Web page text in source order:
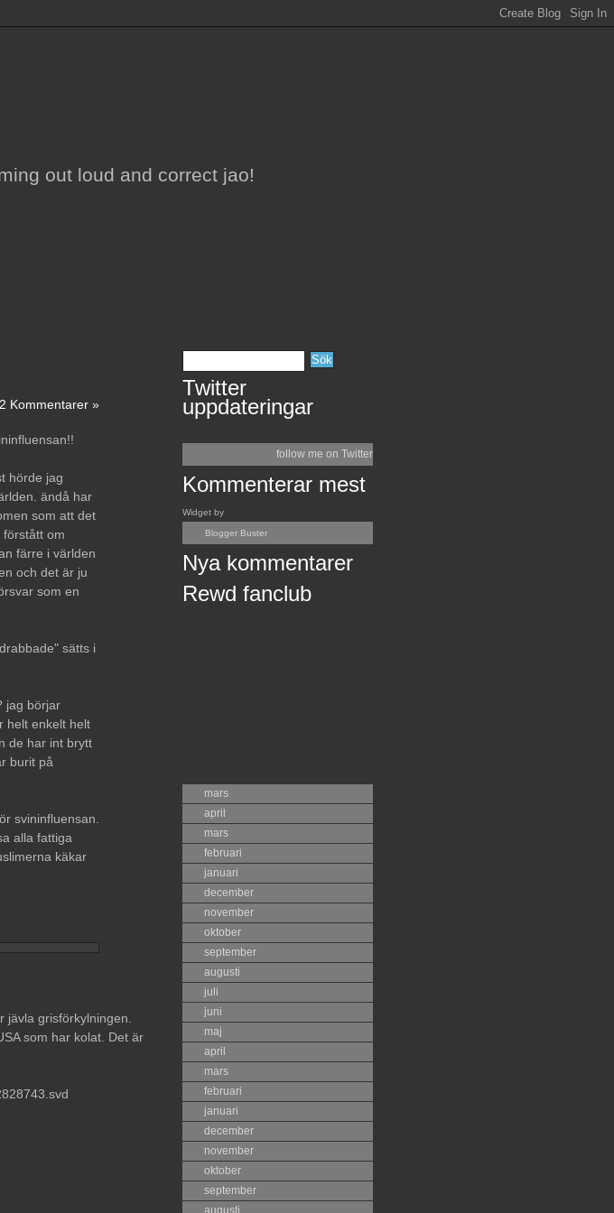
out loud and correct jao!
2 Kommentarer »
hörde jag
ändå har
som att det
om
färre i världen
och det är ju
som en
sätts i
jag börjar
helt enkelt helt
de har int brytt
burit på
svininfluensan.
alla fattiga
käkar
grisförkylningen.
som har kolat. Det är
Twitter
uppdateringar
follow me on Twitter
Kommenterar mest
Widget by
Blogger Buster
Nya kommentarer
Rewd fanclub
mars
april
mars
februari
januari
december
november
oktober
september
augusti
juli
juni
maj
april
mars
februari
januari
december
november
oktober
september
augusti